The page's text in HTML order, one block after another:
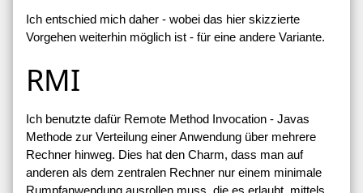
Ich entschied mich daher - wobei das hier skizzierte
Vorgehen weiterhin möglich ist - für eine andere Variante.
RMI
Ich benutzte dafür Remote Method Invocation - Javas
Methode zur Verteilung einer Anwendung über mehrere
Rechner hinweg. Dies hat den Charm, dass man auf
anderen als dem zentralen Rechner nur einem minimale